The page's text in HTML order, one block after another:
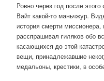
Ровно через год после
Вайт какой-то маньчжур.
история смерти
расспрашивал гиляков обо
касающихся до этой
вещи, принадлежавшие
медальоны, крестики, в